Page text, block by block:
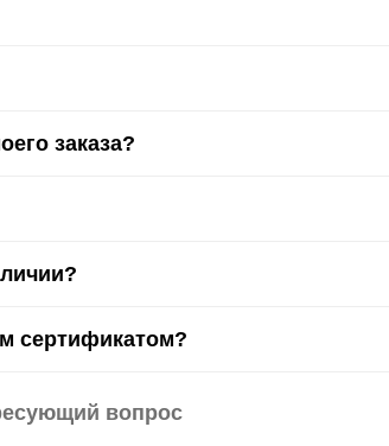
заказа?
сертификатом?
вопрос